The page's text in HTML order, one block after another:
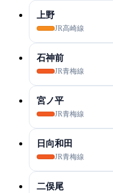
上野
JR高崎線
石神前
JR青梅線
宮ノ平
JR青梅線
日向和田
JR青梅線
二俣尾